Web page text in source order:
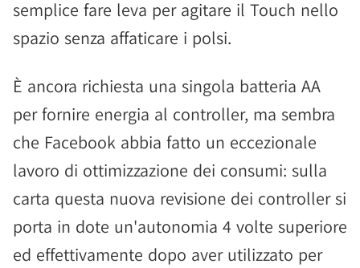
semplice fare leva per agitare il Touch nello
spazio senza affaticare i polsi.
È ancora richiesta una singola batteria AA
per fornire energia al controller, ma sembra
che Facebook abbia fatto un eccezionale
lavoro di ottimizzazione dei consumi: sulla
carta questa nuova revisione dei controller si
porta in dote un'autonomia 4 volte superiore
ed effettivamente dopo aver utilizzato per